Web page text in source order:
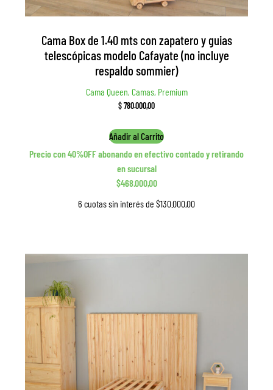
Cama Box de 1.40 mts con zapatero y guias
telescópicas modelo Cafayate (no incluye
respaldo sommier)
Cama Queen, Camas, Premium
$780.000,00
Añadir al Carrito
Precio con 40%OFF abonando en efectivo contado y retirando
en sucursal
$468.000,00
6 cuotas sin interés de $130.000,00